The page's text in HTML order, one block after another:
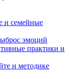
и семейные
эмоций
практики и
и методике